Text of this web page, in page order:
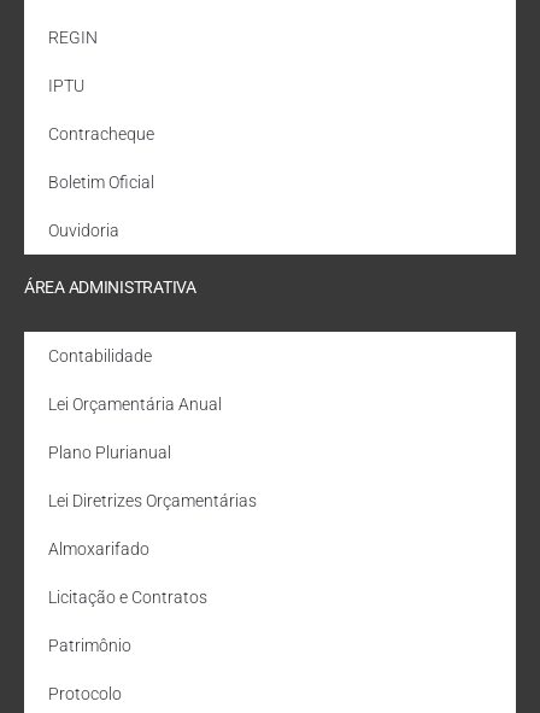
REGIN
IPTU
Contracheque
Boletim Oficial
Ouvidoria
ÁREA ADMINISTRATIVA
Contabilidade
Lei Orçamentária Anual
Plano Plurianual
Lei Diretrizes Orçamentárias
Almoxarifado
Licitação e Contratos
Patrimônio
Protocolo